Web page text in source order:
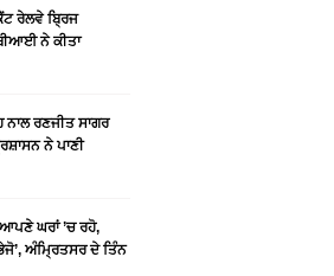
ਰੇਲਵੇ ਬ੍ਰਿਜ
ਨੇ ਕੀਤਾ
ਨਾਲ ਰਣਜੀਤ ਸਾਗਰ
ਨੇ ਪਾਣੀ
ਘਰਾਂ ’ਚ ਰਹੋ,
ਅੰਮ੍ਰਿਤਸਰ ਦੇ ਤਿੰਨ